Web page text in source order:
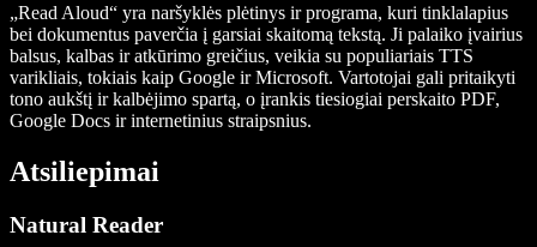
„Read Aloud“ yra naršyklės plėtinys ir programa, kuri tinklalapius
bei dokumentus paverčia į garsiai skaitomą tekstą. Ji palaiko įvairius
balsus, kalbas ir atkūrimo greičius, veikia su populiariais TTS
varikliais, tokiais kaip Google ir Microsoft. Vartotojai gali pritaikyti
tono aukštį ir kalbėjimo spartą, o įrankis tiesiogiai perskaito PDF,
Google Docs ir internetinius straipsnius.
Atsiliepimai
Natural Reader